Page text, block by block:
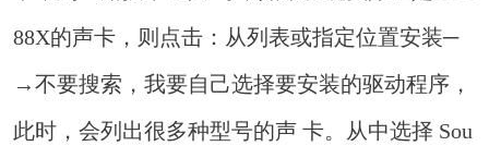
88X的声卡，则点击：从列表或指定位置安装─
→不要搜索，我要自己选择要安装的驱动程序，
此时，会列出很多种型号的声 卡。从中选择 Sou